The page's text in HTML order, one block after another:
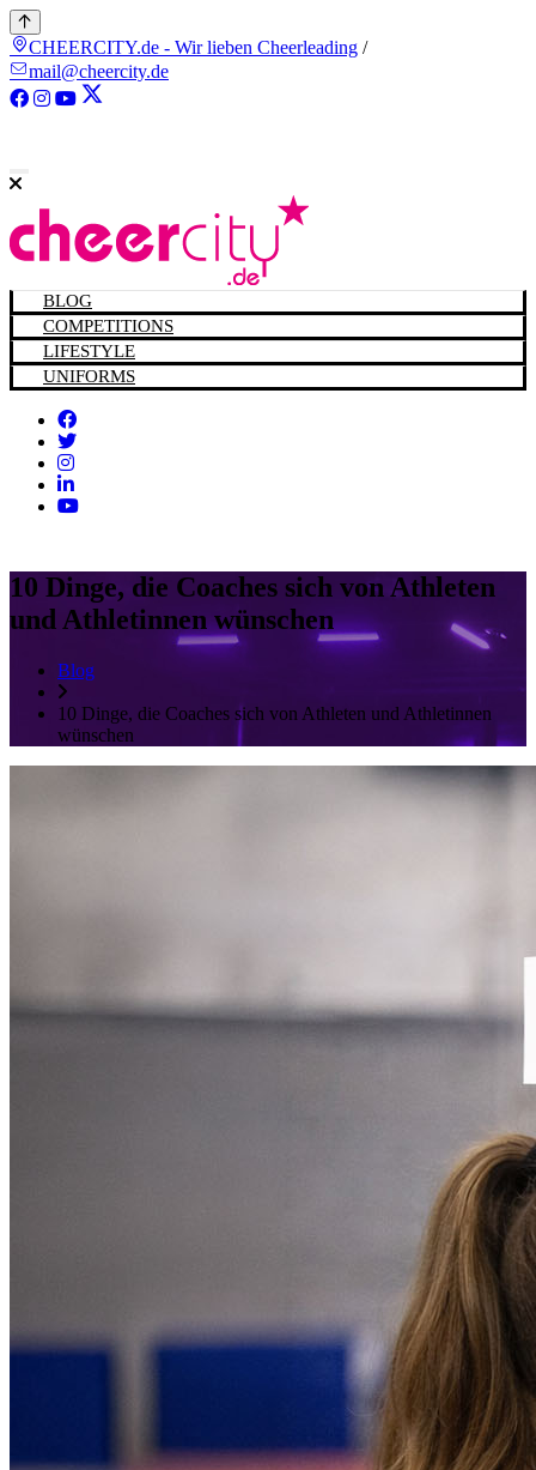
CHEERCITY.de - Wir lieben Cheerleading /
mail@cheercity.de
BLOG
COMPETITIONS
LIFESTYLE
UNIFORMS
10 Dinge, die Coaches sich von Athleten
und Athletinnen wünschen
Blog
10 Dinge, die Coaches sich von Athleten und Athletinnen
wünschen